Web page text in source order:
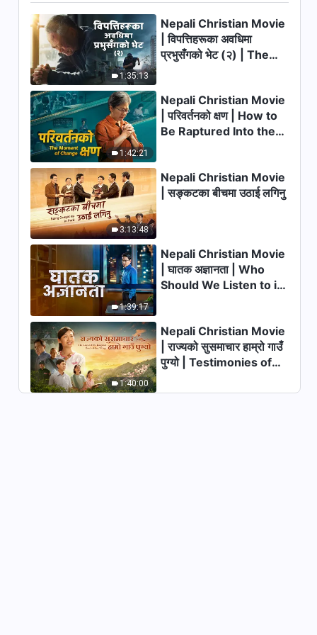
13:05
11:18
परमेश्‍वरका दैनिक वचनहरू: परमेश्‍वरलाई
चिन्‍नु | अंश ३२
11:17
परमेश्‍वरका दैनिक वचनहरू: परमेश्‍वरलाई
चिन्‍नु | अंश ३३
10:01
परमेश्‍वरका दैनिक वचनहरू: परमेश्‍वरलाई
चिन्‍नु | अंश ३४
परमेश्‍वरका दैनिक वचनहरू: परमेश्‍वरलाई
चिन्‍नु | अंश ३५
14:03
परमेश्‍वरका दैनिक वचनहरू: परमेश्‍वरलाई
चिन्‍नु | अंश ३६
1:35:13
Nepali Christian Movie
| विपत्तिहरूका अवधिमा
प्रभुसँगको भेट (२) | The
We Enter the Kingdom
of God?
1:42:21
Nepali Christian Movie
| परिवर्तनको क्षण | How to
Be Raptured Into the
3:13:48
Nepali Christian Movie
| सङ्कटका बीचमा उठाई लगिनु
1:39:17
Nepali Christian Movie
| घातक अज्ञानता | Who
Should We Listen to in
1:40:00
Nepali Christian Movie
| राज्यको सुसमाचार हाम्रो गाउँ
पुग्यो | Testimonies of
the Lord's Return